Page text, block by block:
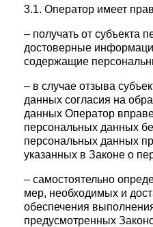
3.1. Оператор имеет
– получать от субъекта
достоверные
содержащие
– в случае отзыва
данных согласия на
данных Оператор
персональных данных
персональных данных
указанных в Законе о
– самостоятельно
мер, необходимых и
обеспечения
предусмотренных